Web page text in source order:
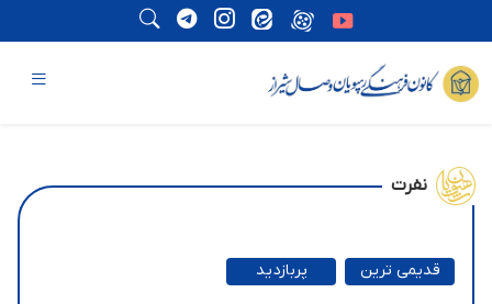
نفرت
پربازدید
قدیمی ترین